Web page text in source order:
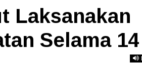
Laksanakan
Selama